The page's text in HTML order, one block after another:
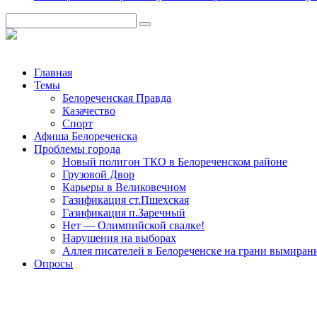
Главная
Темы
Белореченская Правда
Казачество
Спорт
Афиша Белореченска
Проблемы города
Новый полигон ТКО в Белореченском районе
Грузовой Двор
Карьеры в Великовечном
Газификация ст.Пшехская
Газификация п.Заречный
Нет — Олимпийской свалке!
Нарушения на выборах
Аллея писателей в Белореченске на грани
Опросы